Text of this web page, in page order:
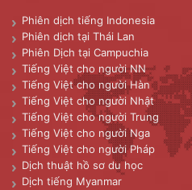
Phiên dịch tiếng Indonesia
Phiên dịch tại Thái Lan
Phiên Dịch tại Campuchia
Tiếng Việt cho người NN
Tiếng Việt cho người Hàn
Tiếng Việt cho người Nhật
Tiếng Việt cho người Trung
Tiếng Việt cho người Nga
Tiếng Việt cho người Pháp
Dịch thuật hồ sơ du học
Dịch tiếng Myanmar